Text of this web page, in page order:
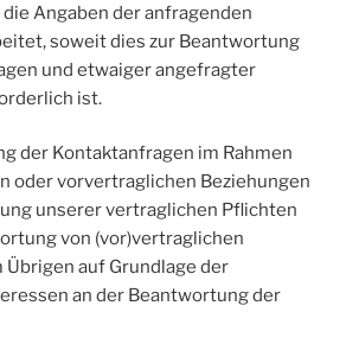
Angaben der anfragenden
soweit dies zur Beantwortung
und etwaiger angefragter
ist.
der Kontaktanfragen im Rahmen
oder vorvertraglichen Beziehungen
unserer vertraglichen Pflichten
von (vor)vertraglichen
auf Grundlage der
an der Beantwortung der